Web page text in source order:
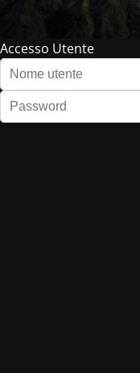
Accesso Utente